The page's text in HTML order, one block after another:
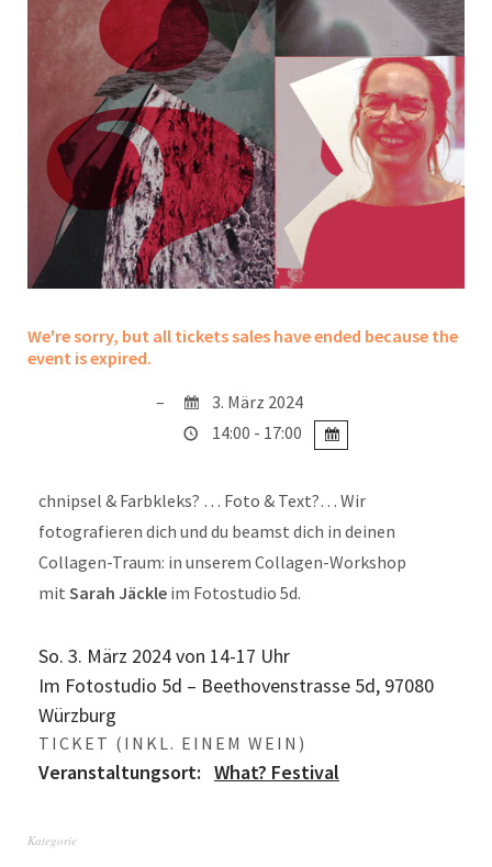
We're sorry, but all tickets sales have ended because the
event is expired.
3. März 2024
14:00 - 17:00
chnipsel & Farbkleks? … Foto & Text?… Wir
fotografieren dich und du beamst dich in deinen
Collagen-Traum: in unserem Collagen-Workshop
mit Sarah Jäckle im Fotostudio 5d.
So. 3. März 2024 von 14-17 Uhr
Im Fotostudio 5d – Beethovenstrasse 5d, 97080
Würzburg
TICKET (INKL. EINEM WEIN)
Veranstaltungsort: What? Festival
Kategorie